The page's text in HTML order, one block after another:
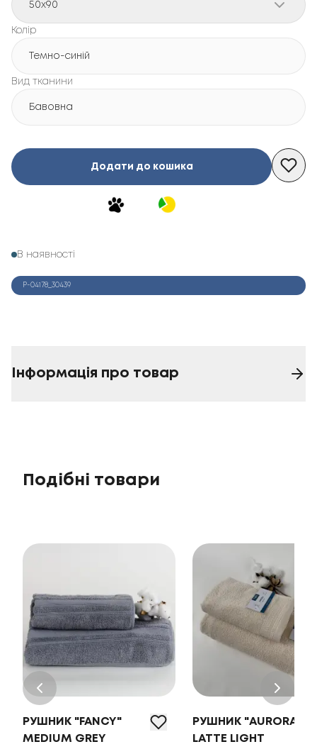
50x90
Колір
Темно-синій
Вид тканини
Бавовна
Додати до кошика
В наявності
Р-04178_30439
Інформація про товар
Подібні товари
РУШНИК "FANCY"
MEDIUM GREY
РУШНИК "AURORA"
LATTE LIGHT